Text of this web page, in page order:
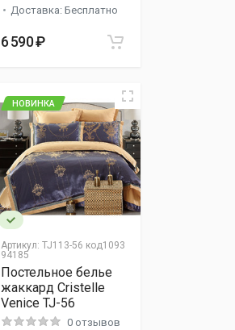
Доставка: Бесплатно
6 590 ₽
Артикул: TJ113-56 код1093
94185
НОВИНКА
Постельное белье
жаккард Cristelle
Venice TJ-56
0 отзывов